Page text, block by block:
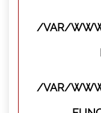
/VAR/
/VAR/